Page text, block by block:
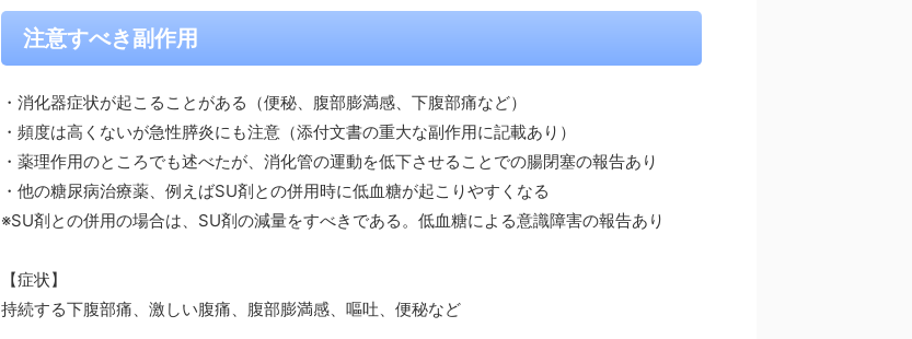
注意すべき副作用
・消化器症状が起こることがある（便秘、腹部膨満感、下腹部痛など）
・頻度は高くないが急性膵炎にも注意（添付文書の重大な副作用に記載あり）
・薬理作用のところでも述べたが、消化管の運動を低下させることでの腸閉塞の報告あり
・他の糖尿病治療薬、例えばSU剤との併用時に低血糖が起こりやすくなる
※SU剤との併用の場合は、SU剤の減量をすべきである。低血糖による意識障害の報告あり
【症状】
持続する下腹部痛、激しい腹痛、腹部膨満感、嘔吐、便秘など